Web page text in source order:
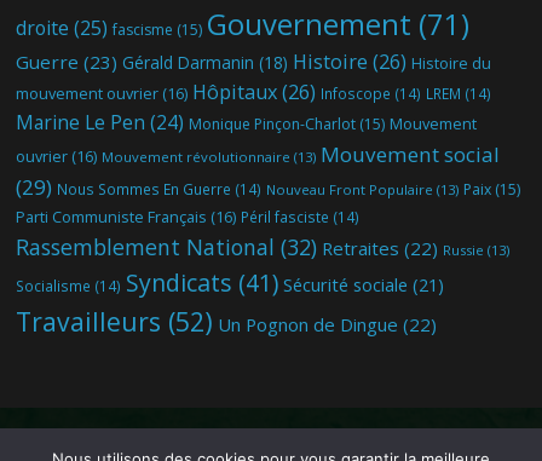
droite (25) fascisme (15) Gouvernement (71)
Guerre (23) Gérald Darmanin (18) Histoire (26) Histoire du
mouvement ouvrier (16) Hôpitaux(26) Infoscope (14) LREM (14)
Marine Le Pen (24) Monique Pinçon-Charlot (15) Mouvement
ouvrier (16) Mouvement révolutionnaire (13) Mouvement social
(29) Nous Sommes En Guerre (14) Nouveau Front Populaire (13) Paix (15)
Parti Communiste Français (16) Péril fasciste (14)
Rassemblement National (32) Retraites (22) Russie (13)
Socialisme (14) Syndicats (41) Sécurité sociale (21)
Travailleurs (52) Un Pognon de Dingue (22)